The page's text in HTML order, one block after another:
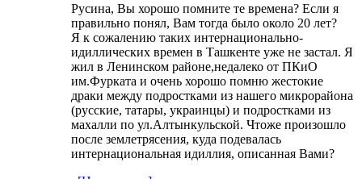
Русина, Вы хорошо помните те времена? Если я
правильно понял, Вам тогда было около 20 лет?
Я к сожалению таких интернационально-
идиллических времен в Ташкенте уже не застал. Я
жил в Ленинском районе,недалеко от ПКиО
им.Фурката и очень хорошо помню жестокие
драки между подростками из нашего микрорайона
(русские, татары, украинцы) и подростками из
махалли по ул.Алтынкульской. Чтоже произошло
после землетрясения, куда подевалась
интернациональная идиллия, описанная Вами?